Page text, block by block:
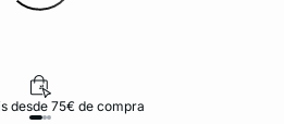
desde 75€ de compra